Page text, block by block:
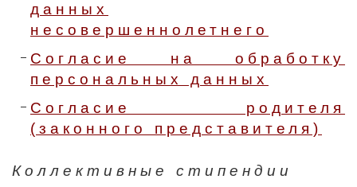
данных
несовершеннолетнего
Согласие на обработку
персональных данных
Согласие родителя
(законного представителя)
Коллективные стипендии